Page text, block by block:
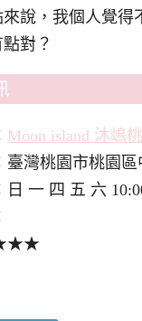
說，我個人覺得
對？
Moon island 沐嶋
臺灣桃園市桃園區
日 一 四 五 六